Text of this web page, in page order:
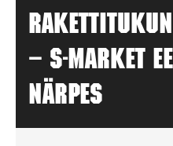
– S-MARKET
NÄRPES